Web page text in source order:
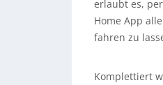
erlaubt es,
Home App
fahren zu
Komplettiert